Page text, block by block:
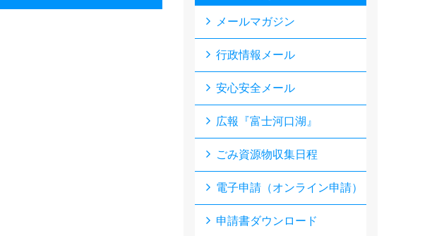
メールマガジン
行政情報メール
安心安全メール
広報『富士河口湖』
ごみ資源物収集日程
電子申請（オンライン申請）
申請書ダウンロード